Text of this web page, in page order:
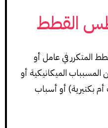
القطط
في عامل أو
الميكانيكية أو
بكتيرية) أو أسباب